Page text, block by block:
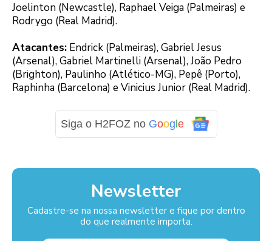
Joelinton (Newcastle), Raphael Veiga (Palmeiras) e
Rodrygo (Real Madrid).
Atacantes: Endrick (Palmeiras), Gabriel Jesus
(Arsenal), Gabriel Martinelli (Arsenal), João Pedro
(Brighton), Paulinho (Atlético-MG), Pepê (Porto),
Raphinha (Barcelona) e Vinicius Junior (Real Madrid).
Siga o H2FOZ no Goog e
Newsletter
Cadastre-se na nossa newsletter e fique por dentro
do que realmente importa.